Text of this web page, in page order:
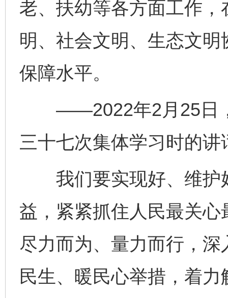
老、扶幼等各方面工作
明、社会文明、生态文
保障水平。
——2022年2月25日，
三十七次集体学习时的讲
我们要实现好、维护
益，紧紧抓住人民最关
尽力而为、量力而行，
民生、暖民心举措，着